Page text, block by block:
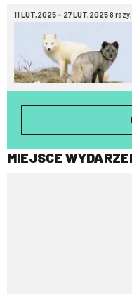
11 LUT,2025 - 27 LUT,20258
MIEJSCE